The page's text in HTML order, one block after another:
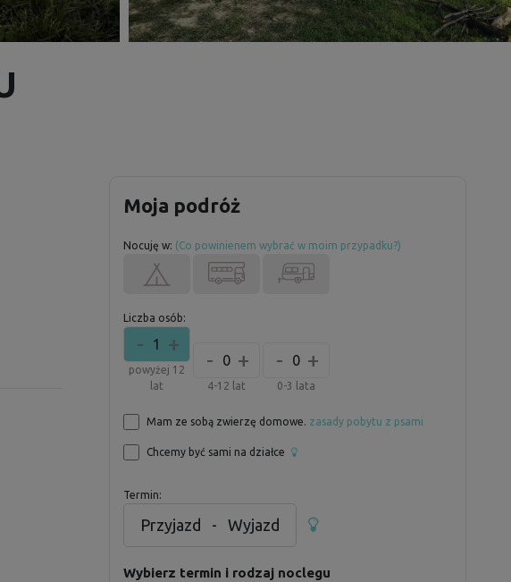
Moja podróż
Nocuję w: (Co powinienem wybrać w moim przypadku?)
Liczba osób:
- +
1
powyżej 12
lat
- +
0
4-12 lat
- +
0
0-3 lata
Mam ze sobą zwierzę domowe. zasady pobytu z psami
Chcemy być sami na działce
Termin:
Przyjazd - Wyjazd
Wybierz termin i rodzaj noclegu